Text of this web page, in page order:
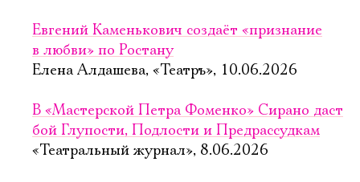
Евгений Каменькович создаёт «признание
в любви» по Ростану
Елена Алдашева, «Театръ», 10.06.2026
В «Мастерской Петра Фоменко» Сирано даст
бой Глупости, Подлости и Предрассудкам
«Театральный журнал», 8.06.2026